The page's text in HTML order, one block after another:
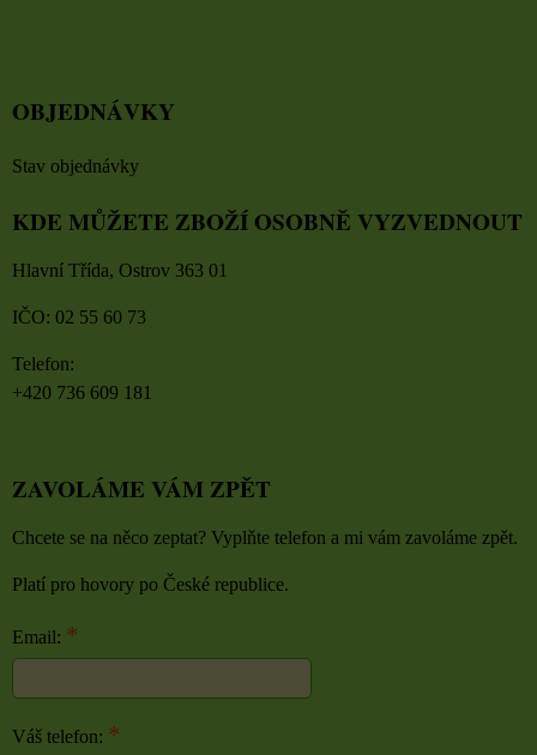
OBJEDNÁVKY
Stav objednávky
KDE MŮŽETE ZBOŽÍ OSOBNĚ VYZVEDNOUT
Hlavní Třída, Ostrov 363 01
IČO: 02 55 60 73
Telefon:
+420 736 609 181
ZAVOLÁME VÁM ZPĚT
Chcete se na něco zeptat? Vyplňte telefon a mi vám zavoláme zpět.
Platí pro hovory po České republice.
Email: *
Váš telefon: *